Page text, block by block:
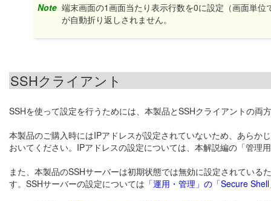
Note 端末画面の1画面当たり表示行数を0に設定（画面単
が自動折り返しされません。
SSHクライアント
SSHを使って設定を行うためには、本製品とSSHクライアントの
本製品のご購入時にはIPアドレスが設定されていないため、あらか
おいてください。IPアドレスの設定については、本解説編の「管理
また、本製品のSSHサーバーは初期状態では無効に設定されてい
す。SSHサーバーの設定については 「運用・管理」の「Secure